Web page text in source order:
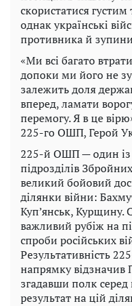
скористатися
однак українські
противника й
«Ми всі багато
допоки ми його не
залежить доля
вперед, ламати
перемогу. Я в це
225-го ОШП, Герой
225-й ОШП — один
підрозділів
великий бойовий
ділянки війни:
Куп’янськ, Курщину.
важливий рубіж на
спроби російських
Результативність
напрямку відзначив
згадавши полк серед
результат на цій